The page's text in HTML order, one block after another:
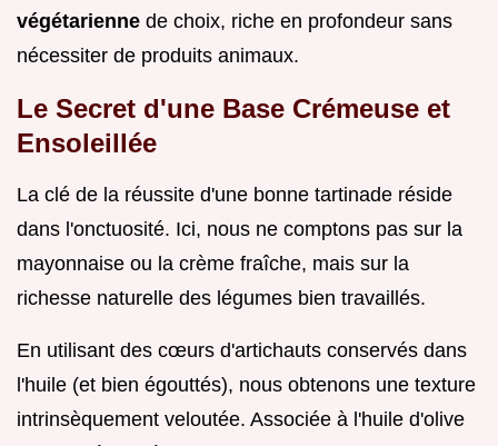
végétarienne de choix, riche en profondeur sans
nécessiter de produits animaux.
Le Secret d'une Base Crémeuse et
Ensoleillée
La clé de la réussite d'une bonne tartinade réside
dans l'onctuosité. Ici, nous ne comptons pas sur la
mayonnaise ou la crème fraîche, mais sur la
richesse naturelle des légumes bien travaillés.
En utilisant des cœurs d'artichauts conservés dans
l'huile (et bien égouttés), nous obtenons une texture
intrinsèquement veloutée. Associée à l'huile d'olive